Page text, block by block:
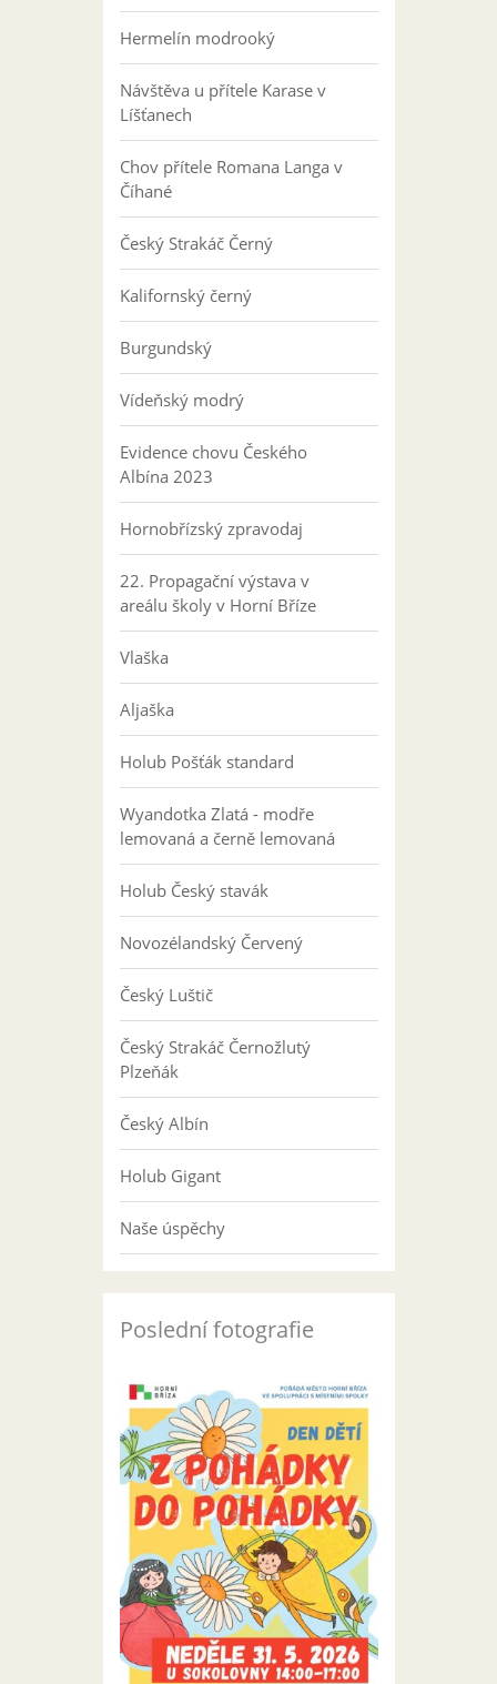
Hermelín modrooký
Návštěva u přítele Karase v
Líšťanech
Chov přítele Romana Langa v
Číhané
Český Strakáč Černý
Kalifornský černý
Burgundský
Vídeňský modrý
Evidence chovu Českého
Albína 2023
Hornobřízský zpravodaj
22. Propagační výstava v
areálu školy v Horní Bříze
Vlaška
Aljaška
Holub Pošťák standard
Wyandotka Zlatá - modře
lemovaná a černě lemovaná
Holub Český stavák
Novozélandský Červený
Český Luštič
Český Strakáč Černožlutý
Plzeňák
Český Albín
Holub Gigant
Naše úspěchy
Poslední fotografie